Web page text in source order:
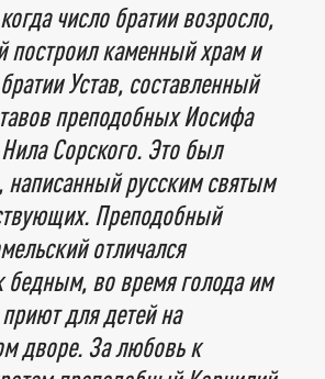
число братии возросло,
построил каменный храм и
Устав, составленный
преподобных Иосифа
Сорского. Это был
написанный русским святым
Преподобный
отличался
во время голода им
для детей на
дворе. За любовь к